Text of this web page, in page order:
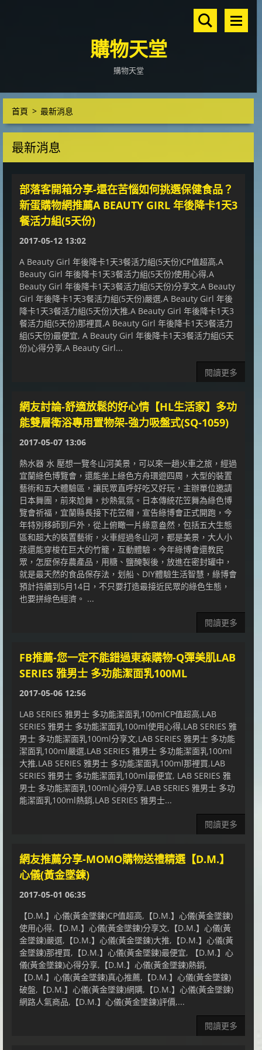
購物天堂
購物天堂
首頁 > 最新消息
最新消息
部落客開箱分享-還在苦惱如何挑選保健食品？
新蛋購物網推薦A BEAUTY GIRL 年後降卡1天3
餐活力組(5天份)
2017-05-12 13:02
A Beauty Girl 年後降卡1天3餐活力組(5天份)CP值超高,A
Beauty Girl 年後降卡1天3餐活力組(5天份)使用心得,A
Beauty Girl 年後降卡1天3餐活力組(5天份)分享文,A Beauty
Girl 年後降卡1天3餐活力組(5天份)嚴選,A Beauty Girl 年後
降卡1天3餐活力組(5天份)大推,A Beauty Girl 年後降卡1天3
餐活力組(5天份)那裡買,A Beauty Girl 年後降卡1天3餐活力
組(5天份)最便宜, A Beauty Girl 年後降卡1天3餐活力組(5天
份)心得分享,A Beauty Girl...
閱讀更多
網友討論-舒適放鬆的好心情【HL生活家】多功
能雙層衛浴專用置物架-強力吸盤式(SQ-1059)
2017-05-07 13:06
熱水器 水 壓想一覽冬山河美景，可以來一趟火車之旅，經過
宜蘭綠色博覽會，還能坐上綠色方舟環遊四周，大型的裝置
藝術和五大體驗區，讓民眾直呼好吃又好玩，主辦單位邀請
日本舞團，前來尬舞，炒熱氣氛。日本傳統花笠舞為綠色博
覽會祈福，宜蘭縣長接下花笠帽，宣告綠博會正式開跑，今
年特別移師到戶外，從上俯瞰一片綠意盎然，包括五大生態
區和超大的裝置藝術，火車經過冬山河，都是美景，大人小
孩還能穿梭在巨大的竹籠，互動體驗。今年綠博會還教民
眾，怎麼保存農產品，用糖、鹽醃製後，放進在密封罐中，
就是最天然的食品保存法，划船、DIY體驗生活智慧，綠博會
預計持續到5月14日，不只要打造最接近民眾的綠色生態，
也要拼綠色經濟。 ...
閱讀更多
FB推薦-您一定不能錯過東森購物-Q彈美肌LAB
SERIES 雅男士 多功能潔面乳100ML
2017-05-06 12:56
LAB SERIES 雅男士 多功能潔面乳100mlCP值超高,LAB
SERIES 雅男士 多功能潔面乳100ml使用心得,LAB SERIES 雅
男士 多功能潔面乳100ml分享文,LAB SERIES 雅男士 多功能
潔面乳100ml嚴選,LAB SERIES 雅男士 多功能潔面乳100ml
大推,LAB SERIES 雅男士 多功能潔面乳100ml那裡買,LAB
SERIES 雅男士 多功能潔面乳100ml最便宜, LAB SERIES 雅
男士 多功能潔面乳100ml心得分享,LAB SERIES 雅男士 多功
能潔面乳100ml熱銷,LAB SERIES 雅男士...
閱讀更多
網友推薦分享-MOMO購物送禮精選【D.M.】
心儀(黃金墜鍊)
2017-05-01 06:35
【D.M.】心儀(黃金墜鍊)CP值超高,【D.M.】心儀(黃金墜鍊)
使用心得,【D.M.】心儀(黃金墜鍊)分享文,【D.M.】心儀(黃
金墜鍊)嚴選,【D.M.】心儀(黃金墜鍊)大推,【D.M.】心儀(黃
金墜鍊)那裡買,【D.M.】心儀(黃金墜鍊)最便宜, 【D.M.】心
儀(黃金墜鍊)心得分享,【D.M.】心儀(黃金墜鍊)熱銷,
【D.M.】心儀(黃金墜鍊)真心推薦,【D.M.】心儀(黃金墜鍊)
破盤,【D.M.】心儀(黃金墜鍊)網購,【D.M.】心儀(黃金墜鍊)
網路人氣商品,【D.M.】心儀(黃金墜鍊)評價,...
閱讀更多